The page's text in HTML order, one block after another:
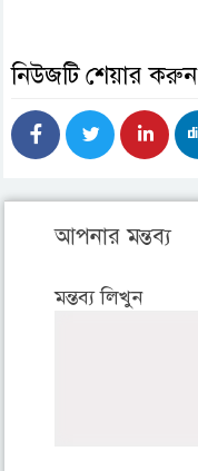
নিউজটি শেয়ার করুন
আপনার মন্তব্য
মন্তব্য লিখুন